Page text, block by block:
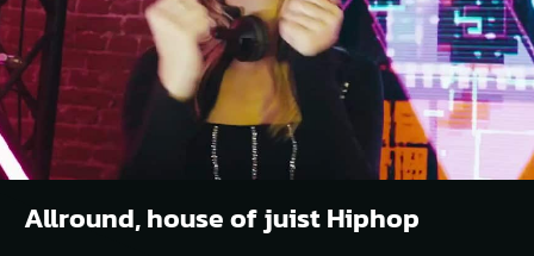
Allround, house of juist Hiphop